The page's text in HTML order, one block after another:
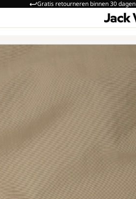
Gratis retourneren binnen 30 dagen